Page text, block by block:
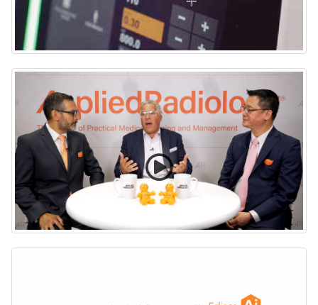
Align Assist
David Chang y Jorge Quant